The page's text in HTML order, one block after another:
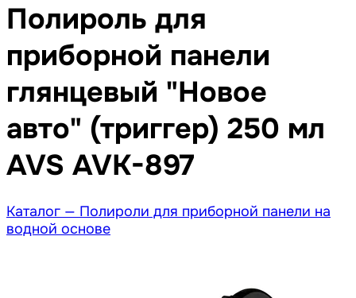
Полироль для
приборной панели
глянцевый "Новое
авто" (триггер) 250 мл
AVS AVK-897
Каталог — Полироли для приборной панели на
водной основе